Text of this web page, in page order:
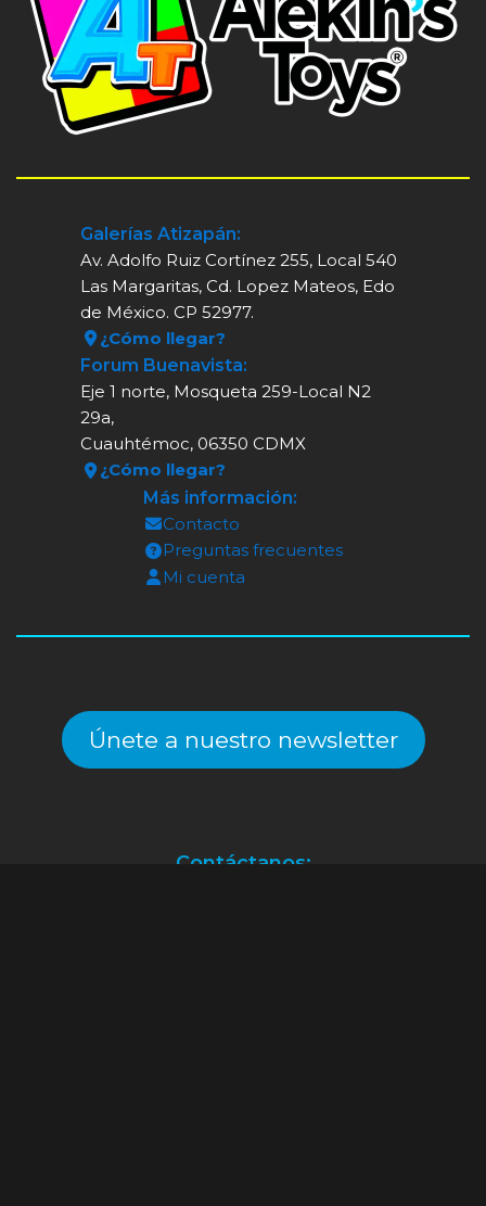
Galerías Atizapán:
Av. Adolfo Ruiz Cortínez 255, Local 540
Las Margaritas, Cd. Lopez Mateos, Edo
de México. CP 52977.
¿Cómo llegar?
Forum Buenavista:
Eje 1 norte, Mosqueta 259-Local N2
29a,
Cuauhtémoc, 06350 CDMX
¿Cómo llegar?
Más información:
Contacto
Preguntas frecuentes
Mi cuenta
Únete a nuestro newsletter
Contáctanos: